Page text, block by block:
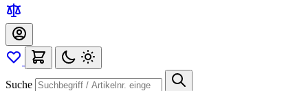
Suche